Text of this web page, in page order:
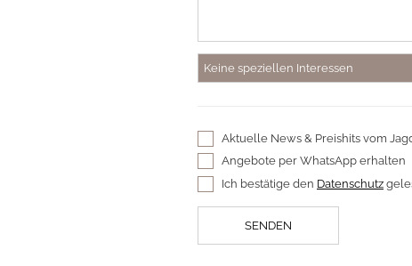
Keine speziellen Interessen
Aktuelle News & Preishits vom
Angebote per WhatsApp erhalten
Ich bestätige den Datenschutz